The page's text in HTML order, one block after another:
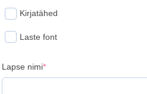
Kirjatähed
Laste font
Lapse nimi*(required)